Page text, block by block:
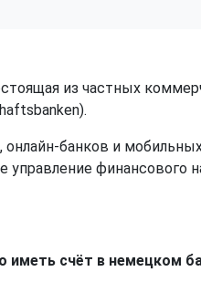
из частных
банков и
финансового
иметь счёт в немецком